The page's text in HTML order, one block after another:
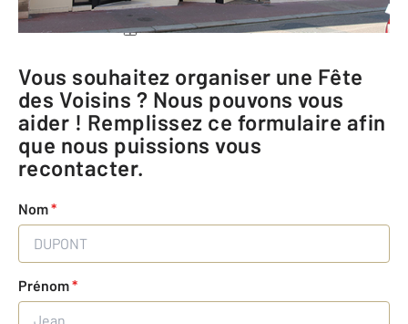
Téléphoner à l'agence
Vous souhaitez organiser une Fête
des Voisins ? Nous pouvons vous
aider ! Remplissez ce formulaire afin
que nous puissions vous
recontacter.
Nom*
Prénom*